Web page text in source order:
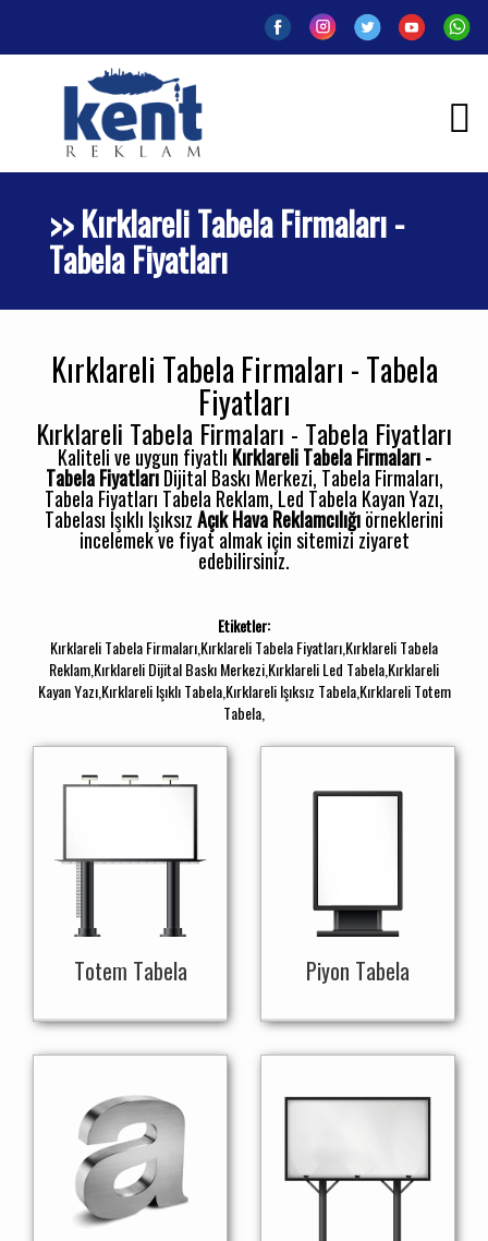
>> Kırklareli Tabela Firmaları -
Tabela Fiyatları
Kırklareli Tabela Firmaları - Tabela
Fiyatları
Kırklareli Tabela Firmaları - Tabela Fiyatları
Kaliteli ve uygun fiyatlı Kırklareli Tabela Firmaları -
Tabela FiyatlarıDijital Baskı Merkezi, Tabela Firmaları,
Tabela Fiyatları Tabela Reklam, Led Tabela Kayan Yazı,
Tabelası Işıklı IşıksızAçık Hava Reklamcılığıörneklerini
incelemek ve fiyat almak için sitemizi ziyaret
edebilirsiniz.
Etiketler:
Kırklareli Tabela Firmaları,Kırklareli Tabela Fiyatları,Kırklareli Tabela
Reklam,Kırklareli Dijital Baskı Merkezi,Kırklareli Led Tabela,Kırklareli
Kayan Yazı,Kırklareli Işıklı Tabela,Kırklareli Işıksız Tabela,Kırklareli Totem
Tabela,
Totem Tabela Piyon Tabela